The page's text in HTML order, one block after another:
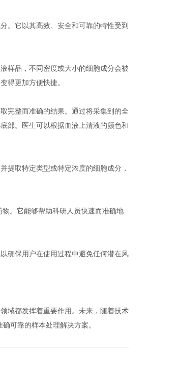
它以其高效、安全和可靠的特性受到
样品，不同密度或大小的细胞成分会被
得更加方便快捷。
完整而准确的结果。通过将采集到的全
部。医生可以根据血液上清液的颜色和
取特定类型或特定浓度的细胞成分，
。它能够帮助科研人员快速而准确地
确保用户在使用过程中避免任何潜在风
域都发挥着重要作用。未来，随着技术
可靠的样本处理解决方案。